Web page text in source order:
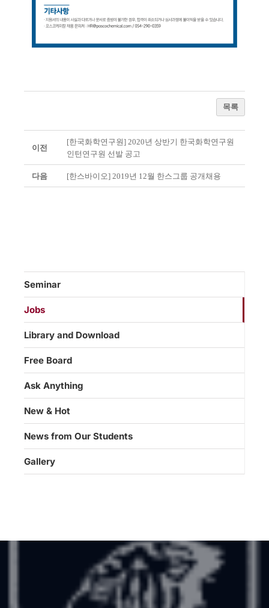
목록
이전
[한국화학연구원] 2020년 상반기 한국화학연구원
인턴연구원 선발 공고
다음 [한스바이오] 2019년 12월 한스그룹 공개채용
Seminar
Jobs
Library and Download
Free Board
Ask Anything
New & Hot
News from Our Students
Gallery